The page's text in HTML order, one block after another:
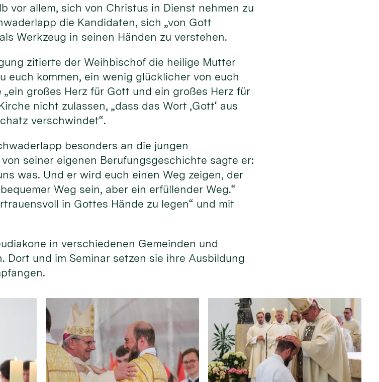
vor allem, sich von Christus in Dienst nehmen zu
die Kandidaten, sich „von Gott
Werkzeug in seinen Händen zu verstehen.
zitierte der Weihbischof die heilige Mutter
euch kommen, ein wenig glücklicher von euch
großes Herz für Gott und ein großes Herz für
nicht zulassen, „dass das Wort ‚Gott‘ aus
verschwindet“.
besonders an die jungen
seiner eigenen Berufungsgeschichte sagte er:
was. Und er wird euch einen Weg zeigen, der
Weg sein, aber ein erfüllender Weg.“
in Gottes Hände zu legen“ und mit
in verschiedenen Gemeinden und
und im Seminar setzen sie ihre Ausbildung